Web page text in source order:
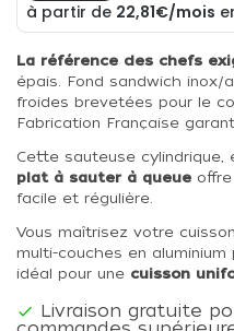
La référence des chefs
épais. Fond sandwich inox/
froides brevetées pour le
Fabrication Française
Cette sauteuse cylindrique,
plat à sauter à queueoffre
facile et régulière.
Vous maîtrisez votre
multi-couches en
idéal pour une cuisson
 Livraison gratuite